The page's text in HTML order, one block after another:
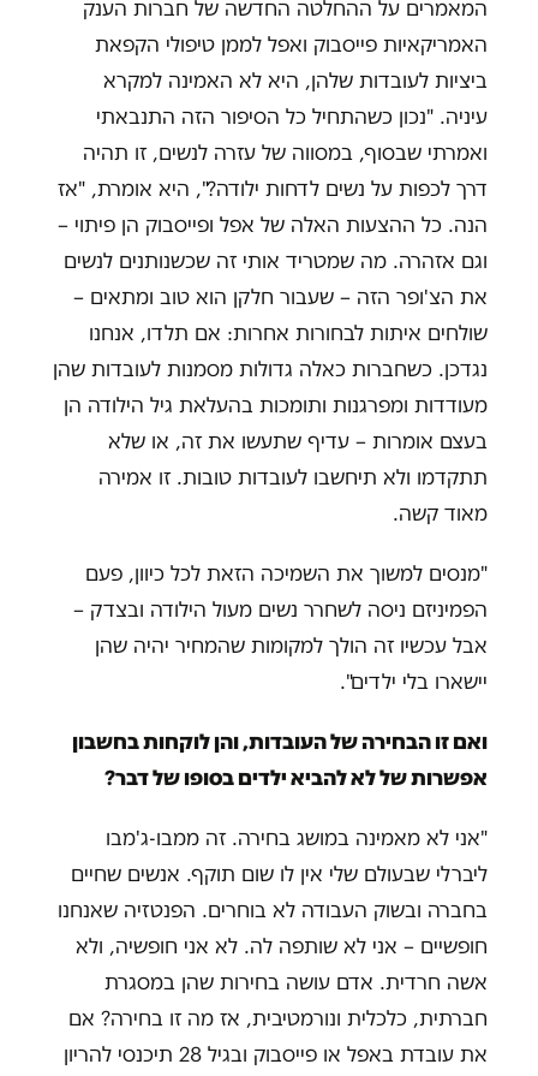
המאמרים על ההחלטה החדשה של חברות הענק
האמריקאיות פייסבוק ואפל לממן טיפולי הקפאת
ביציות לעובדות שלהן, היא לא האמינה למקרא
עיניה. "נכון כשהתחיל כל הסיפור הזה התנבאתי
ואמרתי שבסוף, במסווה של עזרה לנשים, זו תהיה
דרך לכפות על נשים לדחות ילודה?", היא אומרת, "אז
הנה. כל ההצעות האלה של אפל ופייסבוק הן פיתוי –
וגם אזהרה. מה שמטריד אותי זה שכשנותנים לנשים
את הצ'ופר הזה – שעבור חלקן הוא טוב ומתאים –
שולחים איתות לבחורות אחרות: אם תלדו, אנחנו
נגדכן. כשחברות כאלה גדולות מסמנות לעובדות שהן
מעודדות ומפרגנות ותומכות בהעלאת גיל הילודה הן
בעצם אומרות – עדיף שתעשו את זה, או שלא
תתקדמו ולא תיחשבו לעובדות טובות. זו אמירה
מאוד קשה.
"מנסים למשוך את השמיכה הזאת לכל כיוון, פעם
הפמיניזם ניסה לשחרר נשים מעול הילודה ובצדק –
אבל עכשיו זה הולך למקומות שהמחיר יהיה שהן
יישארו בלי ילדים".
ואם זו הבחירה של העובדות, והן לוקחות בחשבון
אפשרות של לא להביא ילדים בסופו של דבר?
"אני לא מאמינה במושג בחירה. זה ממבו-ג'מבו
ליברלי שבעולם שלי אין לו שום תוקף. אנשים שחיים
בחברה ובשוק העבודה לא בוחרים. הפנטזיה שאנחנו
חופשיים – אני לא שותפה לה. לא אני חופשיה, ולא
אשה חרדית. אדם עושה בחירות שהן במסגרת
חברתית, כלכלית ונורמטיבית, אז מה זו בחירה? אם
את עובדת באפל או פייסבוק ובגיל 28 תיכנסי להריון